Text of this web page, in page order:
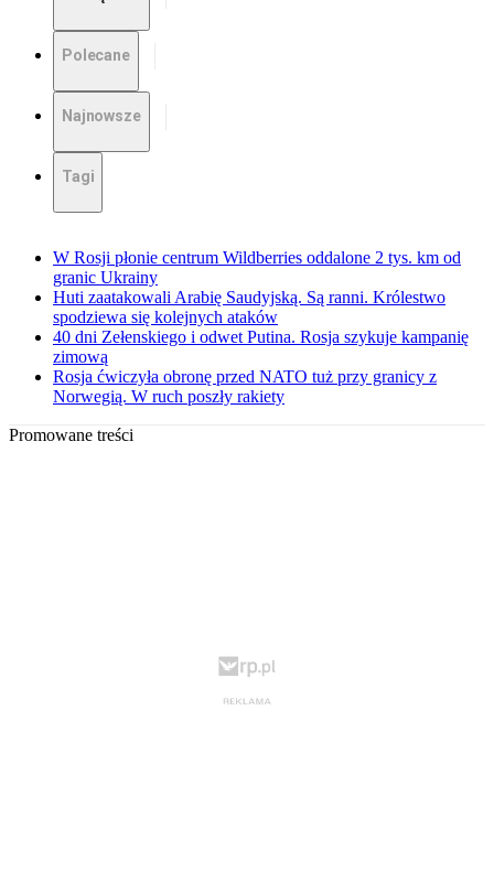
Polecane
Najnowsze
Tagi
W Rosji płonie centrum Wildberries oddalone 2 tys. km od
granic Ukrainy
Huti zaatakowali Arabię Saudyjską. Są ranni. Królestwo
spodziewa się kolejnych ataków
40 dni Zełenskiego i odwet Putina. Rosja szykuje kampanię
zimową
Rosja ćwiczyła obronę przed NATO tuż przy granicy z
Norwegią. W ruch poszły rakiety
Promowane treści